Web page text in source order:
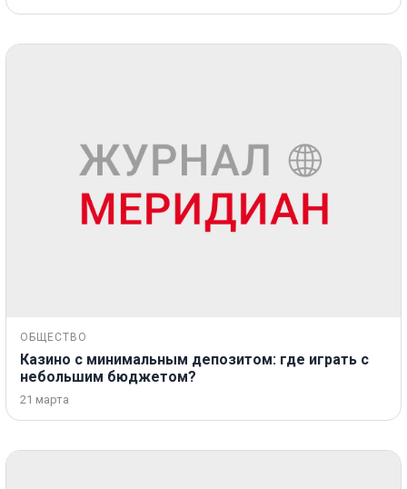
ОБЩЕСТВО
Казино с минимальным депозитом: где играть с
небольшим бюджетом?
21 марта